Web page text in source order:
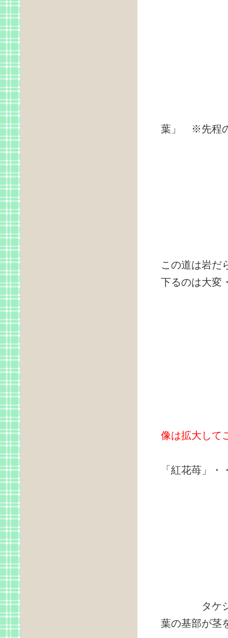
葉」 ※先程の
この道は岩だ
下るのは大変
像は拡大して
「紅花苺」
タケシマ
葉の基部が